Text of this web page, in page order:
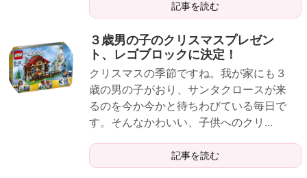
記事を読む
３歳男の子のクリスマスプレゼン
ト、レゴブロックに決定！
クリスマスの季節ですね。我が家にも３
歳の男の子がおり、サンタクロースが来
るのを今か今かと待ちわびている毎日で
す。そんなかわいい、子供へのクリ...
記事を読む